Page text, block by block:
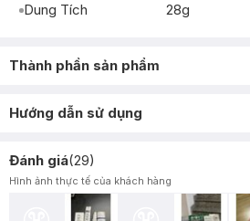
Dung Tích
28g
Thành phần sản phẩm
Hướng dẫn sử dụng
Đánh giá(29)
Hình ảnh thực tế của khách hàng